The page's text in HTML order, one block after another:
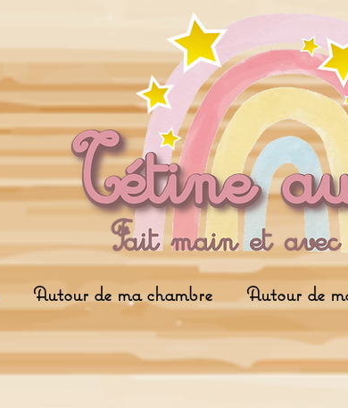
Autour de ma chambre Autour de